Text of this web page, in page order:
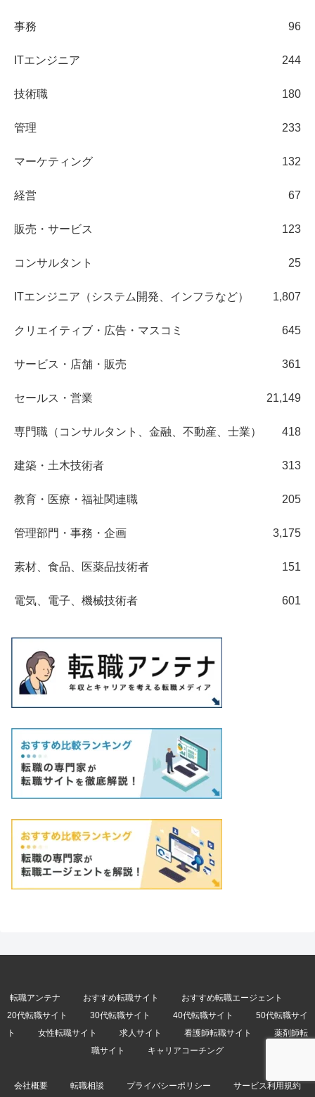
事務 96
ITエンジニア 244
技術職 180
管理 233
マーケティング 132
経営 67
販売・サービス 123
コンサルタント 25
ITエンジニア（システム開発、インフラなど） 1,807
クリエイティブ・広告・マスコミ 645
サービス・店舗・販売 361
セールス・営業 21,149
専門職（コンサルタント、金融、不動産、士業） 418
建築・土木技術者 313
教育・医療・福祉関連職 205
管理部門・事務・企画 3,175
素材、食品、医薬品技術者 151
電気、電子、機械技術者 601
転職アンテナ おすすめ転職サイト
おすすめ転職エージェント
20代転職サイト
30代転職サイト 40代転職サイト
50代転職サイ
ト
女性転職サイト 求人サイト 看護師転職サイト
薬剤師転
職サイト
キャリアコーチング
会社概要 転職相談 プライバシーポリシー サービス利用規約